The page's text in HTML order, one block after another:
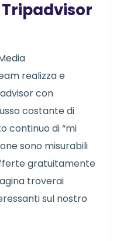
realizza e
con
costante di
continuo di “mi
sono misurabili
gratuitamente
troverai
sul nostro